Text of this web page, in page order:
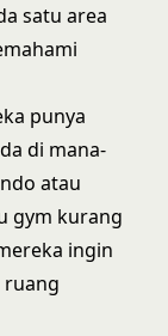
satu area
punya
di mana-
atau
gym kurang
ingin